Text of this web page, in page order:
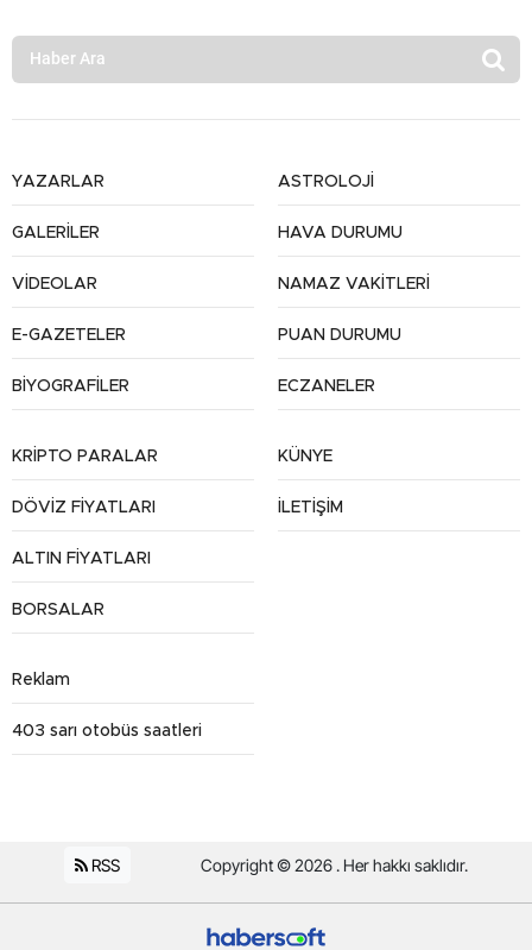
YAZARLAR
GALERİLER
VİDEOLAR
E-GAZETELER
BİYOGRAFİLER
ASTROLOJİ
HAVA DURUMU
NAMAZ VAKİTLERİ
PUAN DURUMU
ECZANELER
KRİPTO PARALAR
DÖVİZ FİYATLARI
ALTIN FİYATLARI
BORSALAR
KÜNYE
İLETİŞİM
Reklam
403 sarı otobüs saatleri
RSS Copyright © 2026 . Her hakkı saklıdır.